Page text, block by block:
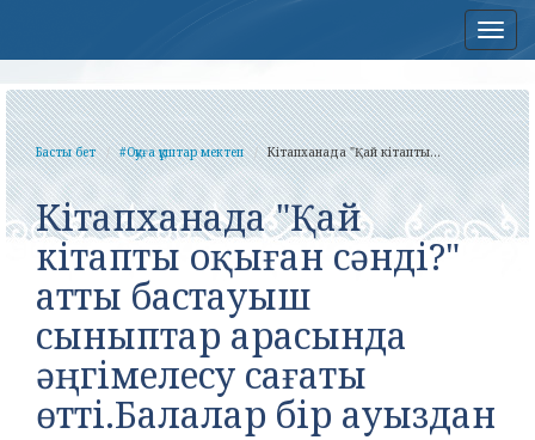
Басты бет #Оқуға құштар мектеп Кітапханада "Қай кітапты...
Кітапханада "Қай
кітапты оқыған сәнді?"
атты бастауыш
сыныптар арасында
әңгімелесу сағаты
өтті.Балалар бір ауыздан